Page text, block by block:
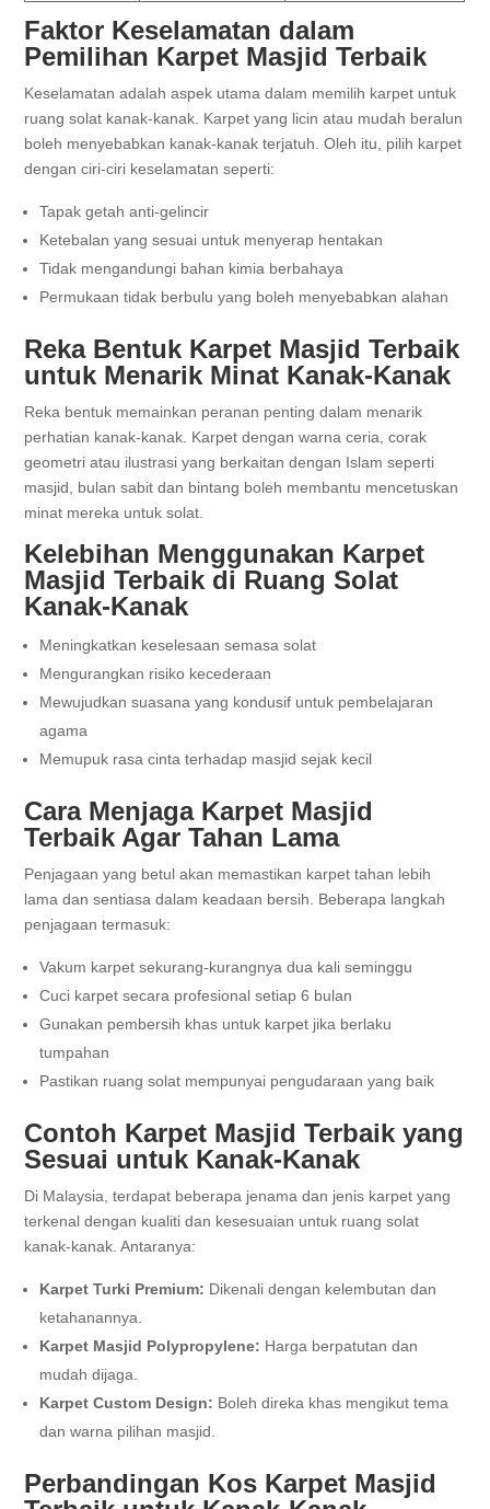
Faktor Keselamatan dalam
Pemilihan Karpet Masjid Terbaik
Keselamatan adalah aspek utama dalam memilih karpet untuk
ruang solat kanak-kanak. Karpet yang licin atau mudah beralun
boleh menyebabkan kanak-kanak terjatuh. Oleh itu, pilih karpet
dengan ciri-ciri keselamatan seperti:
Tapak getah anti-gelincir
Ketebalan yang sesuai untuk menyerap hentakan
Tidak mengandungi bahan kimia berbahaya
Permukaan tidak berbulu yang boleh menyebabkan alahan
Reka Bentuk Karpet Masjid Terbaik
untuk Menarik Minat Kanak-Kanak
Reka bentuk memainkan peranan penting dalam menarik
perhatian kanak-kanak. Karpet dengan warna ceria, corak
geometri atau ilustrasi yang berkaitan dengan Islam seperti
masjid, bulan sabit dan bintang boleh membantu mencetuskan
minat mereka untuk solat.
Kelebihan Menggunakan Karpet
Masjid Terbaik di Ruang Solat
Kanak-Kanak
Meningkatkan keselesaan semasa solat
Mengurangkan risiko kecederaan
Mewujudkan suasana yang kondusif untuk pembelajaran
agama
Memupuk rasa cinta terhadap masjid sejak kecil
Cara Menjaga Karpet Masjid
Terbaik Agar Tahan Lama
Penjagaan yang betul akan memastikan karpet tahan lebih
lama dan sentiasa dalam keadaan bersih. Beberapa langkah
penjagaan termasuk:
Vakum karpet sekurang-kurangnya dua kali seminggu
Cuci karpet secara profesional setiap 6 bulan
Gunakan pembersih khas untuk karpet jika berlaku
tumpahan
Pastikan ruang solat mempunyai pengudaraan yang baik
Contoh Karpet Masjid Terbaik yang
Sesuai untuk Kanak-Kanak
Di Malaysia, terdapat beberapa jenama dan jenis karpet yang
terkenal dengan kualiti dan kesesuaian untuk ruang solat
kanak-kanak. Antaranya:
Karpet Turki Premium: Dikenali dengan kelembutan dan
ketahanannya.
Karpet Masjid Polypropylene: Harga berpatutan dan
mudah dijaga.
Karpet Custom Design: Boleh direka khas mengikut tema
dan warna pilihan masjid.
Perbandingan Kos Karpet Masjid